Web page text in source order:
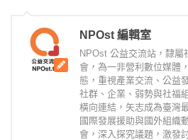
NPOst 編輯室
NPOst 公益交流站，隸
會，為一非營利數位媒體
態，重視產業交流、公益
社群、企業、弱勢與社福
橫向連結，矢志成為臺灣
國際發展援助與國外組織
會，深入探究議題，激發